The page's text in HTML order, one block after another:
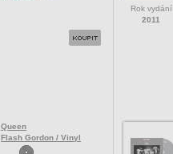
Rok vydání
2011
Queen
Flash Gordon / Vinyl